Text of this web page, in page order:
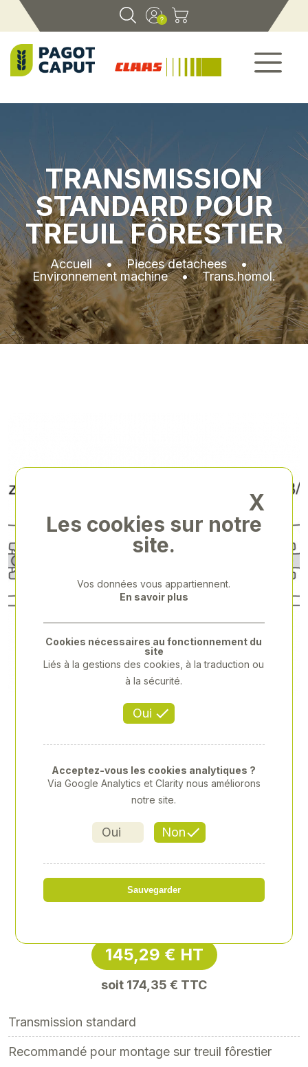
TRANSMISSION
STANDARD POUR
TREUIL FÔRESTIER
Accueil•Pieces detachees•
Environnement machine•Trans.homol.
TRANS.HOMOL.
145,29 € HT
soit 174,35 € TTC
Transmission standard
Recommandé pour montage sur treuil fôrestier
X
Les cookies sur notre
site.
Vos données vous appartiennent.
En savoir plus
Oui
Cookies nécessaires au fonctionnement du
site
Liés à la gestions des cookies, à la traduction ou
à la sécurité.
Oui Non
Acceptez-vous les cookies analytiques ?
Via Google Analytics et Clarity nous améliorons
notre site.
Sauvegarder